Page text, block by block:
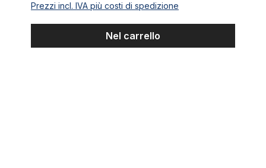
Prezzi incl. IVA più costi di spedizione
Nel carrello